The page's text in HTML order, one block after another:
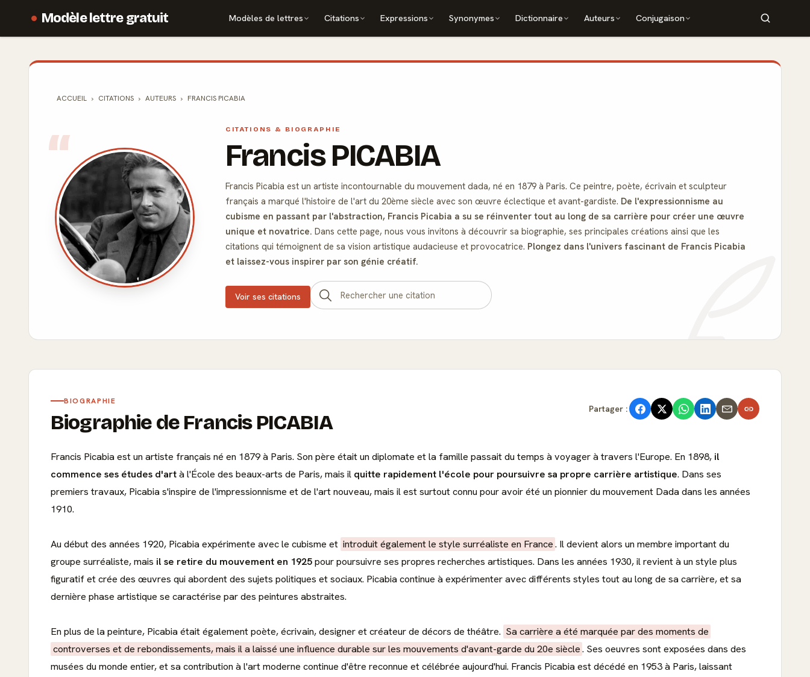
Modèle lettre gratuit Modèles de lettres Citations Expressions Synonymes Dictionnaire Auteurs Conjugaison
ACCUEIL CITATIONS AUTEURS FRANCIS PICABIA
CITATIONS & BIOGRAPHIE
Francis PICABIA
Francis Picabia est un artiste incontournable du mouvement dada, né en 1879 à Paris. Ce peintre, poète, écrivain et sculpteur
français a marqué l'histoire de l'art du 20ème siècle avec son œuvre éclectique et avant-gardiste. De l'expressionnisme au
cubisme en passant par l'abstraction, Francis Picabia a su se réinventer tout au long de sa carrière pour créer une œuvre
unique et novatrice. Dans cette page, nous vous invitons à découvrir sa biographie, ses principales créations ainsi que les
citations qui témoignent de sa vision artistique audacieuse et provocatrice. Plongez dans l'univers fascinant de Francis Picabia
et laissez-vous inspirer par son génie créatif.
Voir ses citations
BIOGRAPHIE
Biographie de Francis PICABIA
Partager :
Francis Picabia est un artiste français né en 1879 à Paris. Son père était un diplomate et la famille passait du temps à voyager à travers l'Europe. En 1898, il
commence ses études d'artà l'École des beaux-arts de Paris, mais il quitte rapidement l'école pour poursuivre sa propre carrière artistique. Dans ses
premiers travaux, Picabia s'inspire de l'impressionnisme et de l'art nouveau, mais il est surtout connu pour avoir été un pionnier du mouvement Dada dans les années
1910.
Au début des années 1920, Picabia expérimente avec le cubisme et introduit également le style surréaliste en France. Il devient alors un membre important du
groupe surréaliste, mais il se retire du mouvement en 1925pour poursuivre ses propres recherches artistiques. Dans les années 1930, il revient à un style plus
figuratif et crée des œuvres qui abordent des sujets politiques et sociaux. Picabia continue à expérimenter avec différents styles tout au long de sa carrière, et sa
dernière phase artistique se caractérise par des peintures abstraites.
En plus de la peinture, Picabia était également poète, écrivain, designer et créateur de décors de théâtre. Sa carrière a été marquée par des moments de
controverses et de rebondissements, mais il a laissé une influence durable sur les mouvements d'avant-garde du 20e siècle. Ses oeuvres sont exposées dans des
musées du monde entier, et sa contribution à l'art moderne continue d'être reconnue et célébrée aujourd'hui. Francis Picabia est décédé en 1953 à Paris, laissant